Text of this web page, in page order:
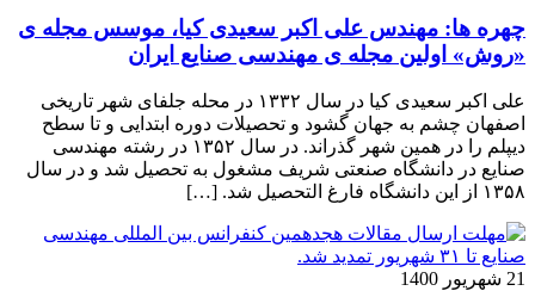
چهره ها: مهندس علی اکبر سعیدی کیا، موسس مجله ی
«روش» اولین مجله ی مهندسی صنایع ایران
علی اکبر سعیدی کیا در سال ۱۳۳۲ در محله جلفای شهر تاریخی
اصفهان چشم به جهان گشود و تحصیلات دوره ابتدایی و تا سطح
دیپلم را در همین شهر گذراند. در سال ۱۳۵۲ در رشته مهندسی
صنایع در دانشگاه صنعتی شریف مشغول به تحصیل شد و در سال
۱۳۵۸ از این دانشگاه فارغ التحصیل شد. […]
21 شهریور 1400